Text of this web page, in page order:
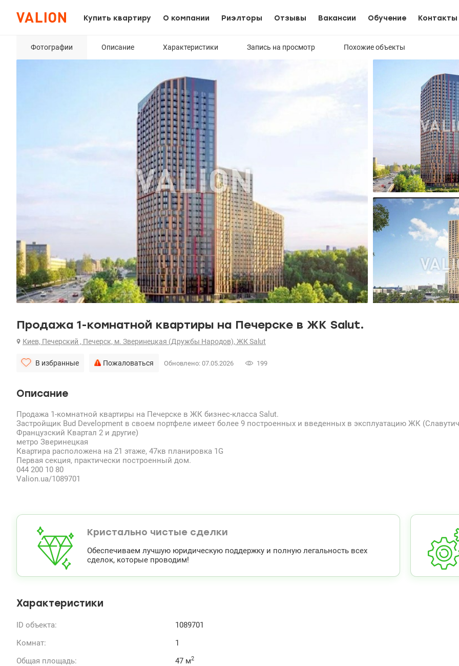
Купить квартиру О компании Риэлторы Отзывы Вакансии Обучение Контакты
Фотографии Описание Характеристики Запись на просмотр Похожие объекты
Продажа 1-комнатной квартиры на Печерске в ЖК Salut.
Киев, Печерский , Печерск, м. Зверинецкая (Дружбы Народов), ЖК Salut
В избранные Пожаловаться Обновлено: 07.05.2026 199
Описание
Продажа 1-комнатной квартиры на Печерске в ЖК бизнес-класса Salut.
Застройщик Bud Development в своем портфеле имеет более 9 построенных и введенных в эксплуатацию ЖК
Французский Квартал 2 и другие)
метро Зверинецкая
Квартира расположена на 21 этаже, 47кв планировка 1G
Первая секция, практически построенный дом.
044 200 10 80
Valion.ua/1089701
Кристально чистые сделки
Обеспечиваем лучшую юридическую поддержку и полную легальность всех
сделок, которые проводим!
Характеристики
ID объекта:
1089701
Комнат:
1
Общая площадь:
47 м2